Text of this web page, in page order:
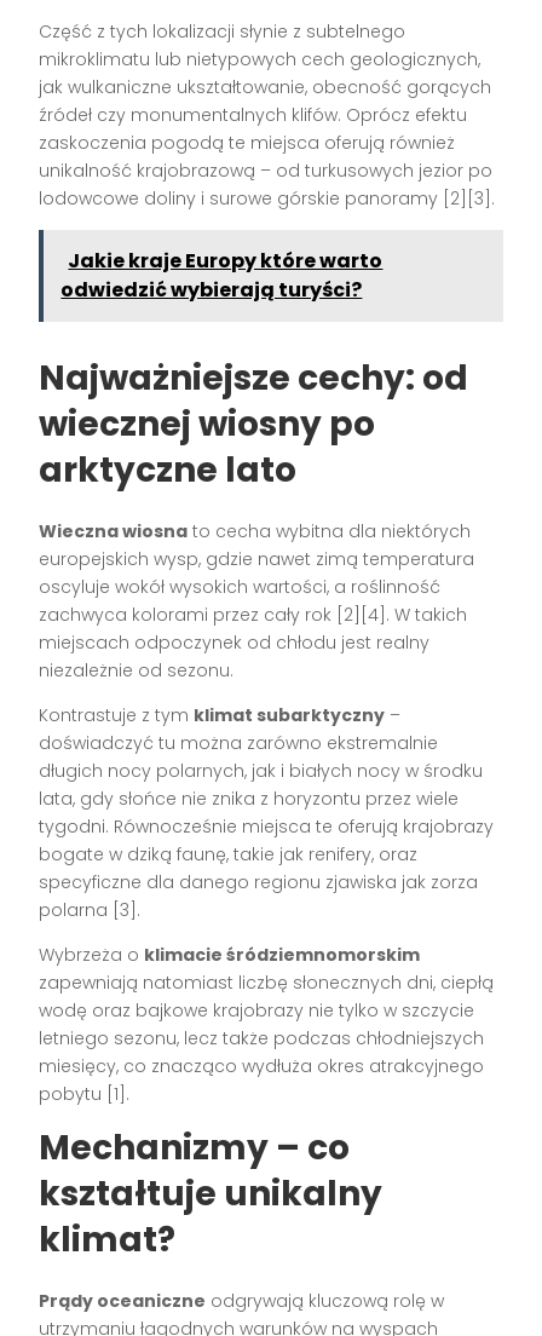
Część z tych lokalizacji słynie z subtelnego
mikroklimatu lub nietypowych cech geologicznych,
jak wulkaniczne ukształtowanie, obecność gorących
źródeł czy monumentalnych klifów. Oprócz efektu
zaskoczenia pogodą te miejsca oferują również
unikalność krajobrazową – od turkusowych jezior po
lodowcowe doliny i surowe górskie panoramy [2][3].
Jakie kraje Europy które warto
odwiedzić wybierają turyści?
Najważniejsze cechy: od
wiecznej wiosny po
arktyczne lato
Wieczna wiosna to cecha wybitna dla niektórych
europejskich wysp, gdzie nawet zimą temperatura
oscyluje wokół wysokich wartości, a roślinność
zachwyca kolorami przez cały rok [2][4]. W takich
miejscach odpoczynek od chłodu jest realny
niezależnie od sezonu.
Kontrastuje z tym klimat subarktyczny –
doświadczyć tu można zarówno ekstremalnie
długich nocy polarnych, jak i białych nocy w środku
lata, gdy słońce nie znika z horyzontu przez wiele
tygodni. Równocześnie miejsca te oferują krajobrazy
bogate w dziką faunę, takie jak renifery, oraz
specyficzne dla danego regionu zjawiska jak zorza
polarna [3].
Wybrzeża o klimacie śródziemnomorskim
zapewniają natomiast liczbę słonecznych dni, ciepłą
wodę oraz bajkowe krajobrazy nie tylko w szczycie
letniego sezonu, lecz także podczas chłodniejszych
miesięcy, co znacząco wydłuża okres atrakcyjnego
pobytu [1].
Mechanizmy – co
kształtuje unikalny
klimat?
Prądy oceaniczne odgrywają kluczową rolę w
utrzymaniu łagodnych warunków na wyspach